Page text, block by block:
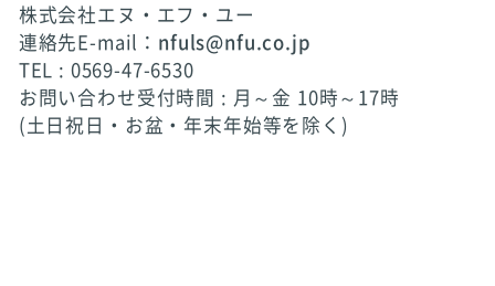
株式会社エヌ・エフ・ユー
連絡先E-mail： nfuls@nfu.co.jp
TEL : 0569-47-6530
お問い合わせ受付時間 : 月～金 10時～17時
(土日祝日・お盆・年末年始等を除く)